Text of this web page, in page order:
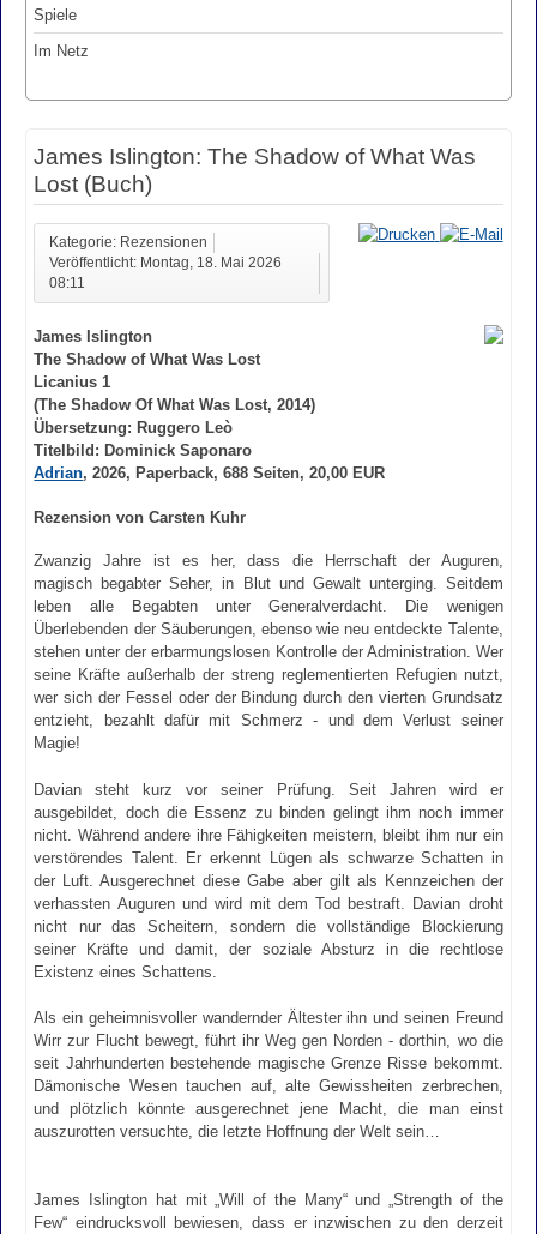
Spiele
Im Netz
James Islington: The Shadow of What Was
Lost (Buch)
Kategorie: Rezensionen
Veröffentlicht: Montag, 18. Mai 2026
08:11
James Islington
The Shadow of What Was Lost
Licanius 1
(The Shadow Of What Was Lost, 2014)
Übersetzung: Ruggero Leò
Titelbild: Dominick Saponaro
Adrian, 2026, Paperback, 688 Seiten, 20,00 EUR
Rezension von Carsten Kuhr
Zwanzig Jahre ist es her, dass die Herrschaft der Auguren,
magisch begabter Seher, in Blut und Gewalt unterging. Seitdem
leben alle Begabten unter Generalverdacht. Die wenigen
Überlebenden der Säuberungen, ebenso wie neu entdeckte Talente,
stehen unter der erbarmungslosen Kontrolle der Administration. Wer
seine Kräfte außerhalb der streng reglementierten Refugien nutzt,
wer sich der Fessel oder der Bindung durch den vierten Grundsatz
entzieht, bezahlt dafür mit Schmerz - und dem Verlust seiner
Magie!
Davian steht kurz vor seiner Prüfung. Seit Jahren wird er
ausgebildet, doch die Essenz zu binden gelingt ihm noch immer
nicht. Während andere ihre Fähigkeiten meistern, bleibt ihm nur ein
verstörendes Talent. Er erkennt Lügen als schwarze Schatten in
der Luft. Ausgerechnet diese Gabe aber gilt als Kennzeichen der
verhassten Auguren und wird mit dem Tod bestraft. Davian droht
nicht nur das Scheitern, sondern die vollständige Blockierung
seiner Kräfte und damit, der soziale Absturz in die rechtlose
Existenz eines Schattens.
Als ein geheimnisvoller wandernder Ältester ihn und seinen Freund
Wirr zur Flucht bewegt, führt ihr Weg gen Norden - dorthin, wo die
seit Jahrhunderten bestehende magische Grenze Risse bekommt.
Dämonische Wesen tauchen auf, alte Gewissheiten zerbrechen,
und plötzlich könnte ausgerechnet jene Macht, die man einst
auszurotten versuchte, die letzte Hoffnung der Welt sein…
James Islington hat mit „Will of the Many“ und „Strength of the
Few“ eindrucksvoll bewiesen, dass er inzwischen zu den derzeit